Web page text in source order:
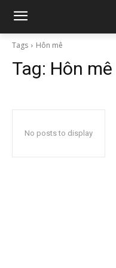
Tags Hôn mê
Tag: Hôn mê
No posts to display